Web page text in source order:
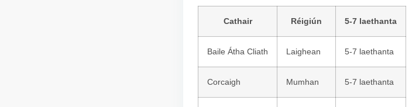
Cathair Réigiún 5-7 laethanta
Baile Átha Cliath Laighean 5-7 laethanta
Corcaigh Mumhan 5-7 laethanta